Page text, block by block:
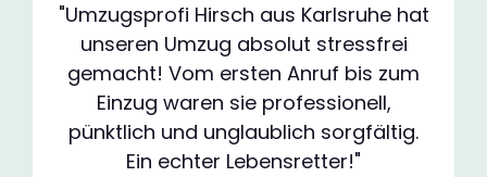
"Umzugsprofi Hirsch aus Karlsruhe hat
unseren Umzug absolut stressfrei
gemacht! Vom ersten Anruf bis zum
Einzug waren sie professionell,
pünktlich und unglaublich sorgfältig.
Ein echter Lebensretter!"